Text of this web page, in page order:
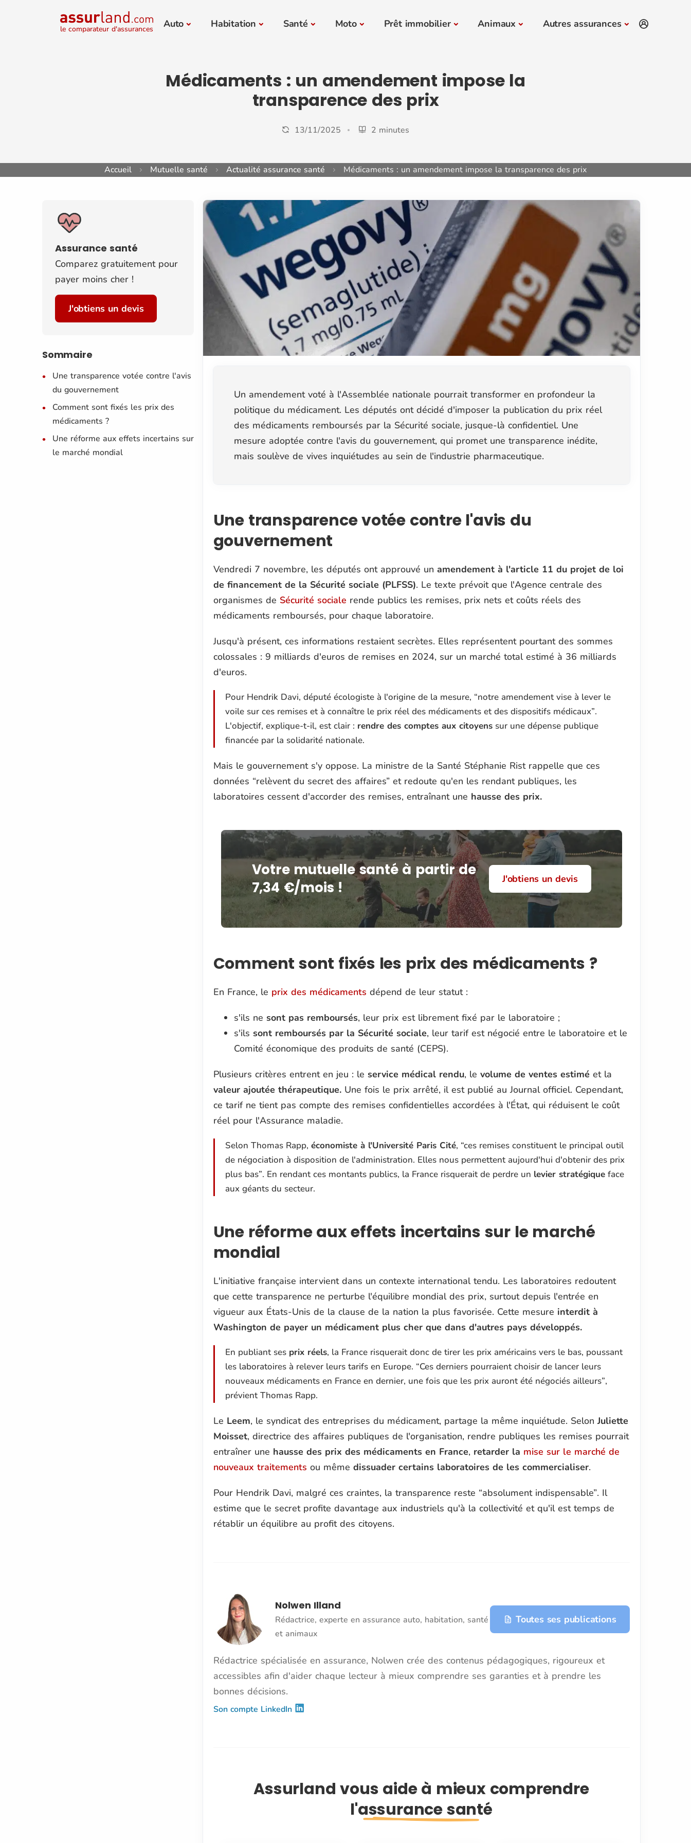
le comparateur d'assurances Auto Habitation Santé Moto Prêt immobilier Animaux Autres assurances
Médicaments : un amendement impose la
transparence des prix
13/11/2025 2 minutes
Accueil Mutuelle santé Actualité assurance santé Médicaments : un amendement impose la transparence des prix
Un amendement voté à l'Assemblée nationale pourrait transformer en profondeur la
politique du médicament. Les députés ont décidé d'imposer la publication du prix réel
des médicaments remboursés par la Sécurité sociale, jusque-là confidentiel. Une
mesure adoptée contre l'avis du gouvernement, qui promet une transparence inédite,
mais soulève de vives inquiétudes au sein de l'industrie pharmaceutique.
Une transparence votée contre l'avis du
gouvernement
Vendredi 7 novembre, les députés ont approuvé un amendement à l'article 11 du projet de loi
de financement de la Sécurité sociale (PLFSS). Le texte prévoit que l'Agence centrale des
organismes de Sécurité sociale rende publics les remises, prix nets et coûts réels des
médicaments remboursés, pour chaque laboratoire.
Jusqu'à présent, ces informations restaient secrètes. Elles représentent pourtant des sommes
colossales : 9 milliards d'euros de remises en 2024, sur un marché total estimé à 36 milliards
d'euros.
Pour Hendrik Davi, député écologiste à l'origine de la mesure, “notre amendement vise à lever le
voile sur ces remises et à connaître le prix réel des médicaments et des dispositifs médicaux”.
L'objectif, explique-t-il, est clair : rendre des comptes aux citoyenssur une dépense publique
financée par la solidarité nationale.
Mais le gouvernement s'y oppose. La ministre de la Santé Stéphanie Rist rappelle que ces
données “relèvent du secret des affaires”et redoute qu'en les rendant publiques, les
laboratoires cessent d'accorder des remises, entraînant une hausse des prix.
Votre mutuelle santé à partir de
7,34 €/mois !
J'obtiens un devis
Comment sont fixés les prix des médicaments ?
En France, le prix des médicaments dépend de leur statut :
s'ils ne sont pas remboursés, leur prix est librement fixé par le laboratoire ;
s'ils sont remboursés par la Sécurité sociale, leur tarif est négocié entre le laboratoire et le
Comité économique des produits de santé (CEPS).
Plusieurs critères entrent en jeu : le service médical rendu, le volume de ventes estimé et la
valeur ajoutée thérapeutique.Une fois le prix arrêté, il est publié au Journal officiel. Cependant,
ce tarif ne tient pas compte des remises confidentielles accordées à l'État, qui réduisent le coût
réel pour l'Assurance maladie.
Selon Thomas Rapp, économiste à l'Université Paris Cité, “ces remises constituent le principal outil
de négociation à disposition de l'administration. Elles nous permettent aujourd'hui d'obtenir des prix
plus bas”. En rendant ces montants publics, la France risquerait de perdre un levier stratégiqueface
aux géants du secteur.
Une réforme aux effets incertains sur le marché
mondial
L'initiative française intervient dans un contexte international tendu. Les laboratoires redoutent
que cette transparence ne perturbe l'équilibre mondial des prix, surtout depuis l'entrée en
vigueur aux États-Unis de la clause de la nation la plus favorisée. Cette mesure interdit à
Washington de payer un médicament plus cher que dans d'autres pays développés.
En publiant ses prix réels, la France risquerait donc de tirer les prix américains vers le bas, poussant
les laboratoires à relever leurs tarifs en Europe. “Ces derniers pourraient choisir de lancer leurs
nouveaux médicaments en France en dernier, une fois que les prix auront été négociés ailleurs”,
prévient Thomas Rapp.
Le Leem, le syndicat des entreprises du médicament, partage la même inquiétude. SelonJuliette
Moisset, directrice des affaires publiques de l'organisation, rendre publiques les remises pourrait
entraîner une hausse des prix des médicaments en France, retarder la mise sur le marché de
nouveaux traitements ou même dissuader certains laboratoires de les commercialiser.
Pour Hendrik Davi, malgré ces craintes, la transparence reste “absolument indispensable”. Il
estime que le secret profite davantage aux industriels qu'à la collectivité et qu'il est temps de
rétablir un équilibre au profit des citoyens.
Nolwen Illand
Rédactrice, experte en assurance auto, habitation, santé
et animaux
Toutes ses publications
Rédactrice spécialisée en assurance, Nolwen crée des contenus pédagogiques, rigoureux et
accessibles afin d'aider chaque lecteur à mieux comprendre ses garanties et à prendre les
bonnes décisions.
Son compte LinkedIn
Assurland vous aide à mieux comprendre
l'assurance santé
Assurance santé
Comparez gratuitement pour
payer moins cher !
J'obtiens un devis
Sommaire
Une transparence votée contre l'avis
du gouvernement
Comment sont fixés les prix des
médicaments ?
Une réforme aux effets incertains sur
le marché mondial